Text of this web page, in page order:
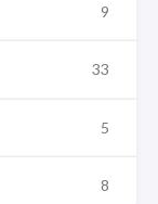
9
33
5
8